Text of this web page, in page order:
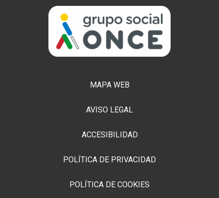
MAPA WEB
AVISO LEGAL
ACCESIBILIDAD
POLÍTICA DE PRIVACIDAD
POLÍTICA DE COOKIES